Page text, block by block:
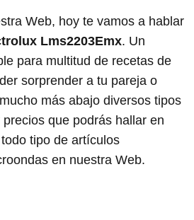
Web, hoy te vamos a hablar
Lms2203Emx. Un
para multitud de recetas de
sorprender a tu pareja o
más abajo diversos tipos
que podrás hallar en
tipo de artículos
en nuestra Web.